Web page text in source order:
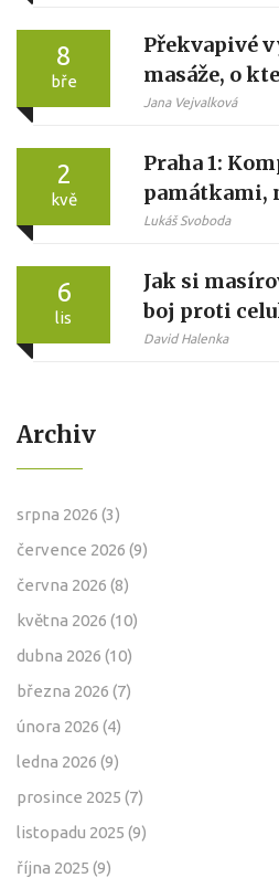
8
bře
Překvapivé
masáže, o
nevěděli
Jana Vejvalková
2
kvě
Praha 1:
památkami,
relaxací
Lukáš Svoboda
6
lis
Jak si
boj proti
krokem
David Halenka
Archiv
srpna 2026 (3)
července 2026 (9)
června 2026 (8)
května 2026 (10)
dubna 2026 (10)
března 2026 (7)
února 2026 (4)
ledna 2026 (9)
prosince 2025 (7)
listopadu 2025 (9)
října 2025 (9)